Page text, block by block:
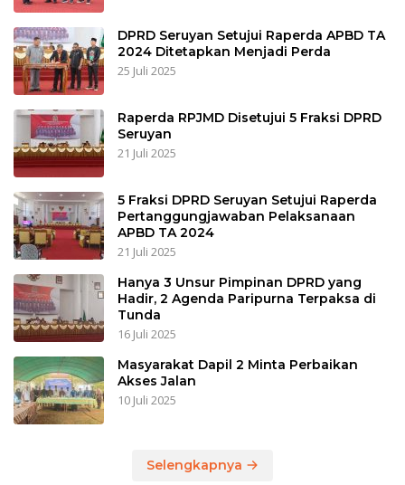
DPRD Seruyan Setujui Raperda APBD TA
2024 Ditetapkan Menjadi Perda
25 Juli 2025
Raperda RPJMD Disetujui 5 Fraksi DPRD
Seruyan
21 Juli 2025
5 Fraksi DPRD Seruyan Setujui Raperda
Pertanggungjawaban Pelaksanaan
APBD TA 2024
21 Juli 2025
Hanya 3 Unsur Pimpinan DPRD yang
Hadir, 2 Agenda Paripurna Terpaksa di
Tunda
16 Juli 2025
Masyarakat Dapil 2 Minta Perbaikan
Akses Jalan
10 Juli 2025
Selengkapnya